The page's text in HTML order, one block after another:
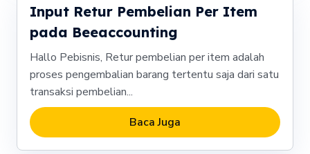
Input Retur Pembelian Per Item
pada Beeaccounting
Hallo Pebisnis, Retur pembelian per item adalah
proses pengembalian barang tertentu saja dari satu
transaksi pembelian...
Baca Juga